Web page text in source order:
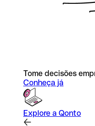
Tome decisões
Conheça já
Explore a Qonto